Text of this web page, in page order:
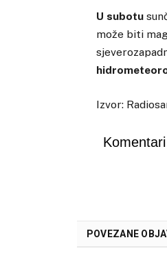
U subotu
može biti
Izvor:
Komentari
POVEZANE